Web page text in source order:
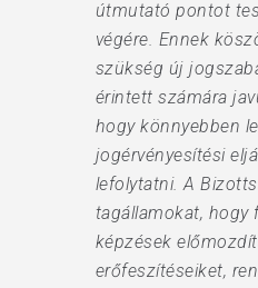
útmutató pontot
végére. Ennek
szükség új
érintett számára
hogy könnyebben
jogérvényesítési
lefolytatni. A
tagállamokat, hogy
képzések
erőfeszítéseiket,